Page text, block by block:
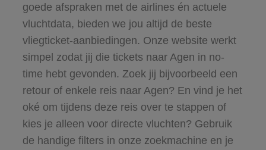
goede afspraken met de airlines én actuele
vluchtdata, bieden we jou altijd de beste
vliegticket-aanbiedingen. Onze website werkt
simpel zodat jij die tickets naar Agen in no-
time hebt gevonden. Zoek jij bijvoorbeeld een
retour of enkele reis naar Agen? En vind je het
oké om tijdens deze reis over te stappen of
kies je alleen voor directe vluchten? Gebruik
de handige filters in onze zoekmachine en je